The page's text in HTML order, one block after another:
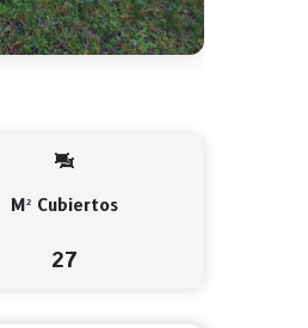
M² Cubiertos
27